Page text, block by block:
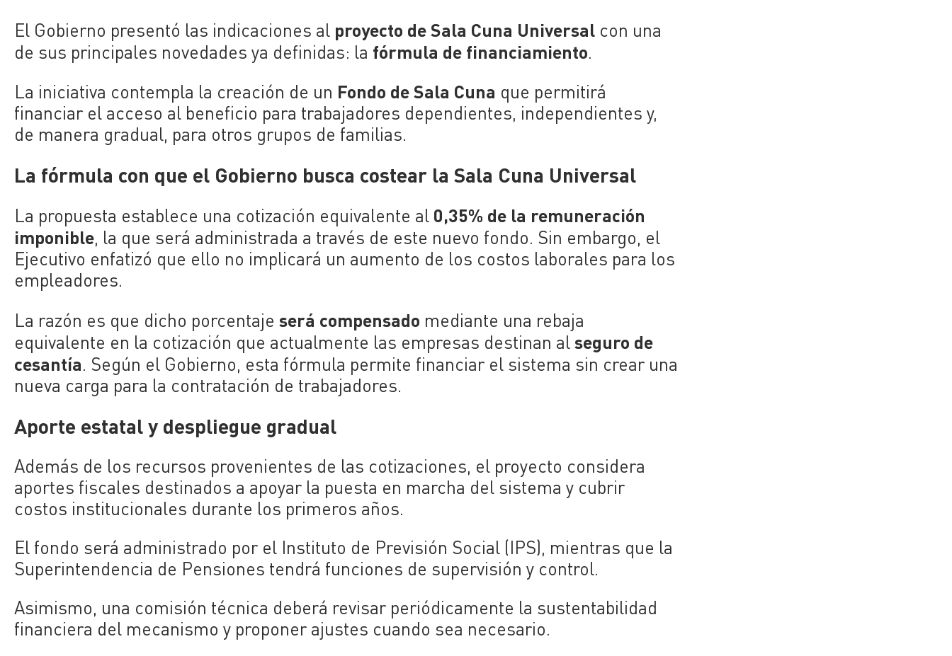
El Gobierno presentó las indicaciones al proyecto de Sala Cuna Universal con una
de sus principales novedades ya definidas: la fórmula de financiamiento.
La iniciativa contempla la creación de un Fondo de Sala Cuna que permitirá
financiar el acceso al beneficio para trabajadores dependientes, independientes y,
de manera gradual, para otros grupos de familias.
La fórmula con que el Gobierno busca costear la Sala Cuna Universal
La propuesta establece una cotización equivalente al 0,35% de la remuneración
imponible, la que será administrada a través de este nuevo fondo. Sin embargo, el
Ejecutivo enfatizó que ello no implicará un aumento de los costos laborales para los
empleadores.
La razón es que dicho porcentajeserá compensado mediante una rebaja
equivalente en la cotización que actualmente las empresas destinan alseguro de
cesantía. Según el Gobierno, esta fórmula permite financiar el sistema sin crear una
nueva carga para la contratación de trabajadores.
Aporte estatal y despliegue gradual
Además de los recursos provenientes de las cotizaciones, el proyecto considera
aportes fiscales destinados a apoyar la puesta en marcha del sistema y cubrir
costos institucionales durante los primeros años.
El fondo será administrado por el Instituto de Previsión Social (IPS), mientras que la
Superintendencia de Pensiones tendrá funciones de supervisión y control.
Asimismo, una comisión técnica deberá revisar periódicamente la sustentabilidad
financiera del mecanismo y proponer ajustes cuando sea necesario.